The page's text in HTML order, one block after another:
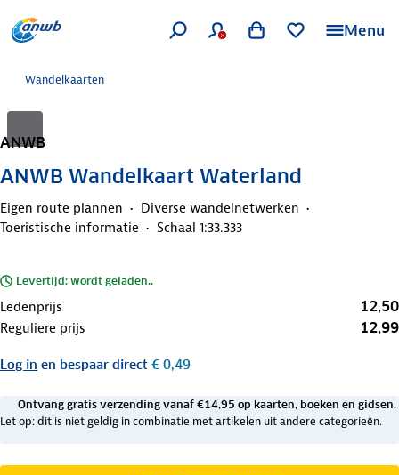
Menu
Wandelkaarten
ANWB
ANWB Wandelkaart Waterland
Eigen route plannen
Diverse wandelnetwerken
Toeristische informatie
Schaal 1:33.333
Levertijd: wordt geladen..
Ledenprijs 12,50
Reguliere prijs 12,99
Log in en bespaar direct € 0,49
Ontvang gratis verzending vanaf €14,95 op kaarten, boeken en gidsen.
Let op: dit is niet geldig in combinatie met artikelen uit andere categorieën.